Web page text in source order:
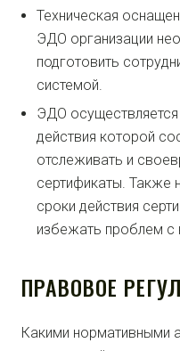
Техническая
ЭДО организации
подготовить
системой.
ЭДО
действия которой
отслеживать и
сертификаты. Также
сроки действия
избежать проблем с
ПРАВОВОЕ
Какими нормативными